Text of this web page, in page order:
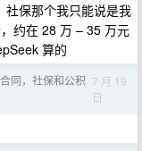
社保那个我只能说是我
约在 28 万 – 35 万元
算的
同，社保和公积 7 月 19
日